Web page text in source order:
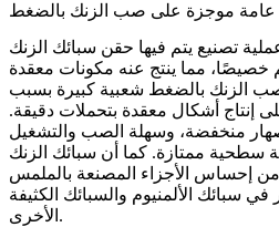
عامة موجزة على صب الزنك بالضغط
تصنيع يتم فيها حقن سبائك الزنك
مما ينتج عنه مكونات معقدة
الزنك بالضغط شعبية كبيرة بسبب
إنتاج أشكال معقدة بتحملات دقيقة.
منخفضة، وسهلة الصب والتشغيل
سطحية ممتازة. كما أن سبائك الزنك
من إحساس الأجزاء المصنعة بالملمس
في سبائك الألمنيوم والسبائك الكثيفة
الأخرى.